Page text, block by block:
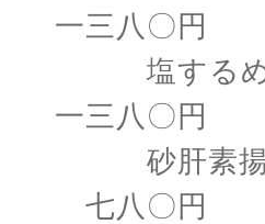
一三八〇円
塩する
一三八〇円
砂肝
七八〇円